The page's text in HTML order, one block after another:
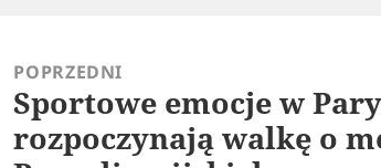
POPRZEDNI
Poprzedni
wpis:
Sportowe emocje w
rozpoczynają walkę o